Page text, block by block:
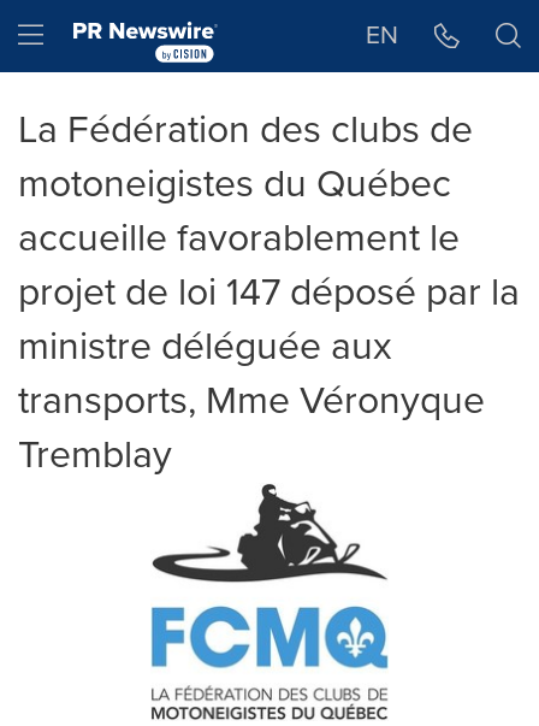
Hamburger menu EN
La Fédération des clubs de
motoneigistes du Québec
accueille favorablement le
projet de loi 147 déposé par la
ministre déléguée aux
transports, Mme Véronyque
Tremblay